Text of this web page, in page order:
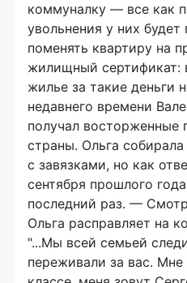
коммуналку — все как
увольнения у них будет
поменять квартиру на
жилищный сертификат:
жилье за такие деньги
недавнего времени
получал восторженные
страны. Ольга
с завязками, но как
сентября прошлого
последний раз. —
Ольга расправляет на
"...Мы всей семьей
переживали за вас. Мне